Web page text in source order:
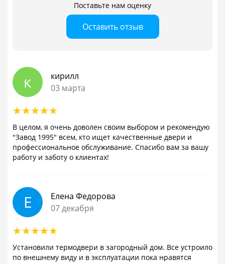
Поставьте нам оценку
Оставить отзыв
к
кирилл
03 марта
В целом, я очень доволен своим выбором и рекомендую
"Завод 1995" всем, кто ищет качественные двери и
профессиональное обслуживание. Спасибо вам за вашу
работу и заботу о клиентах!
Е
Елена Федорова
07 декабря
Установили термодвери в загородный дом. Все устроило
по внешнему виду и в эксплуатации пока нравятся